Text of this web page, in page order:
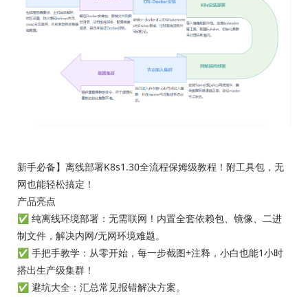
新手必备】离线部署K8s1.30全流程保姆级教程！附工具包，无
网也能轻松搞定！
产品亮点
✅ 纯离线环境部署：无需联网！内置全套依赖包、镜像、二进
制文件，解决内网/无网环境难题。
✅ 手把手教学：从零开始，每一步截图+注释，小白也能1小时
搭出生产级集群！
✅ 避坑大全：汇总常见报错解决方案。